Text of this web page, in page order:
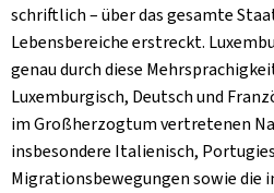
schriftlich – über das gesamte
Lebensbereiche erstreckt.
genau durch diese
Luxemburgisch, Deutsch und
im Großherzogtum vertretenen
insbesondere Italienisch,
Migrationsbewegungen sowie die